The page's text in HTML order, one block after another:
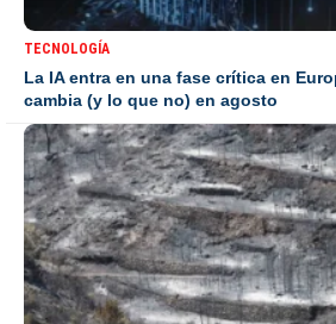
TECNOLOGÍA
La IA entra en una fase crítica en
cambia (y lo que no) en agosto